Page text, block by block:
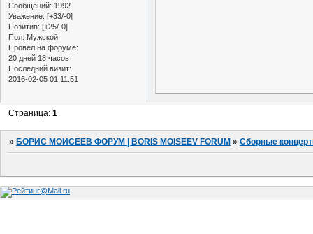
Сообщений: 1992
Уважение: [+33/-0]
Позитив: [+25/-0]
Пол: Мужской
Провел на форуме:
20 дней 18 часов
Последний визит:
2016-02-05 01:11:51
Страница:1
» БОРИС МОИСЕЕВ ФОРУМ | BORIS MOISEEV FORUM »Сборные